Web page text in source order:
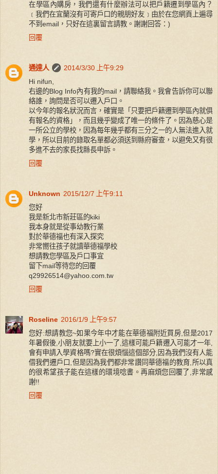
在學區內購房，我們還有什麼辦法可以把戶籍遷到學區內？
﹝我們在宜蘭沒有可寄戶口的親朋好友﹞由於在您網頁上遍尋
不到email，只好在這裏留言請教。謝謝回答：)
回覆
通達人
2014/3/30 上午9:29
Hi nifun,
右邊的Blog Info內有我的mail，請聯絡我。我會告訴你可以聯
絡誰，詢問是否可以遷入戶口。
以今年的報名狀況而言，確實是「只要把戶籍遷到學區內就俱
有報名的資格」，而且幾乎變成了唯一的條件了。因為慈心是
一所公立的學校，因為每年幾乎都有三分之一的人無法進入就
學，所以目前的錄取名單都必須送到縣府審查，以避免又有很
多進不去的家長找縣長申訴。
回覆
Unknown 2015/12/7 上午9:11
您好
我是新北市新莊區的kiki
我本身就是從事幼教行業
對於華德福也有深入探究
非常嚮往孩子就讀華德福學校
想請教您學區及戶口事宜
留下mail等待您的回覆
q29926514@yahoo.com.tw
回覆
Roseline 2016/1/9 上午9:57
您好:想請教您~如果今年中才能在華德福附近買房,但是2017
年暑假後,小朋友就要上小一了,這樣可能戶籍遷入可能才一年,
會有申請入學資格嗎?實在很煩惱這個部分,因為我們沒有人能
借我們遷戶口,但是因為我們都非常讚同華德福的教育,所以真
的很希望孩子能在這樣的環境唸書。再麻煩您回覆了,非常感
謝!!
回覆